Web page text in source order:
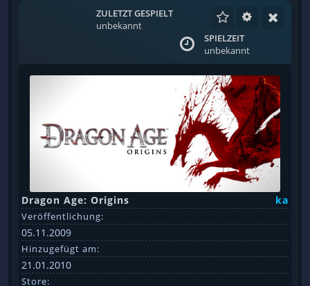
ZULETZT GESPIELT
unbekannt
SPIELZEIT
unbekannt
Dragon Age: Origins ka
Veröffentlichung:
05.11.2009
Hinzugefügt am:
21.01.2010
Store: